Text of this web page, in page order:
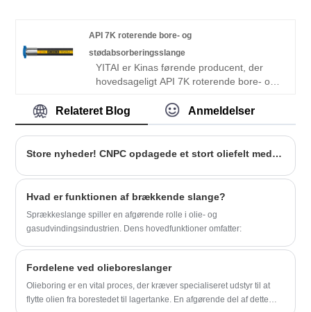
specialiseret i slanger i mange år. Vores
de fleste af de globale markeder. Vi ser
frem til at blive din langsigtede partner.
API 7K roterende bore- og
stødabsorberingsslange
YITAI er Kinas førende producent, der
hovedsageligt API 7K roterende bore- og
erfaring. OEM er tilgængelig fra den
rigtige fabrik.
Relateret Blog Anmeldelser
Store nyheder! CNPC opdagede et stort oliefelt med en kapacitet på 100 millioner tons
Hvad er funktionen af ​​brækkende slange?
Sprækkeslange spiller en afgørende rolle i olie- og
gasudvindingsindustrien. Dens hovedfunktioner omfatter:
Fordelene ved olieboreslanger
Olieboring er en vital proces, der kræver specialiseret udstyr til at
flytte olien fra borestedet til lagertanke. En afgørende del af dette